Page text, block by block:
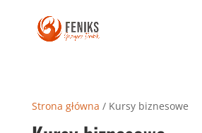
Strona główna / Kursy biznesowe